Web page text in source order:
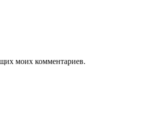
моих комментариев.